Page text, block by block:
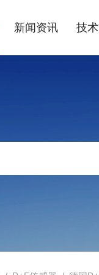
新闻资讯 技